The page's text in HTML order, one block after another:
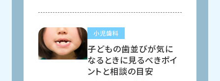
小児歯科
子どもの歯並びが気に
なるときに見るべきポイ
ントと相談の目安